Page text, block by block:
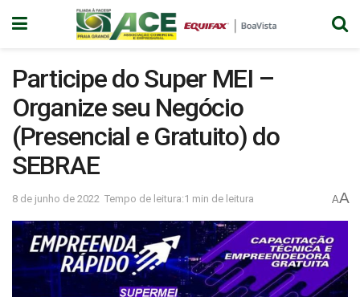
Participe do Super MEI –
Organize seu Negócio
(Presencial e Gratuito) do
SEBRAE
8 de junho de 2022 Tempo de leitura:1 min de leitura AA